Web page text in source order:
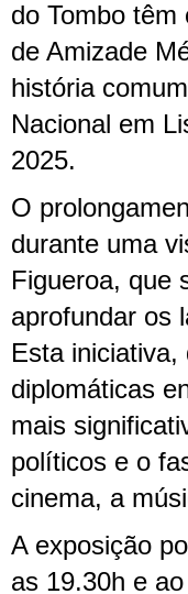
do Tombo têm
de Amizade
história
Nacional em
2025.
O
durante uma
Figueroa, que
aprofundar os
Esta iniciativa,
diplomáticas
mais
políticos e o
cinema, a
A exposição
as 19.30h e